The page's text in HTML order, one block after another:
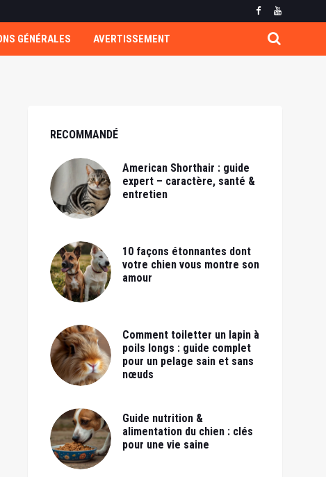
GÉNÉRALES AVERTISSEMENT
RECOMMANDÉ
American Shorthair : guide
expert – caractère, santé &
entretien
10 façons étonnantes dont
votre chien vous montre son
amour
Comment toiletter un lapin à
poils longs : guide complet
pour un pelage sain et sans
nœuds
Guide nutrition &
alimentation du chien : clés
pour une vie saine